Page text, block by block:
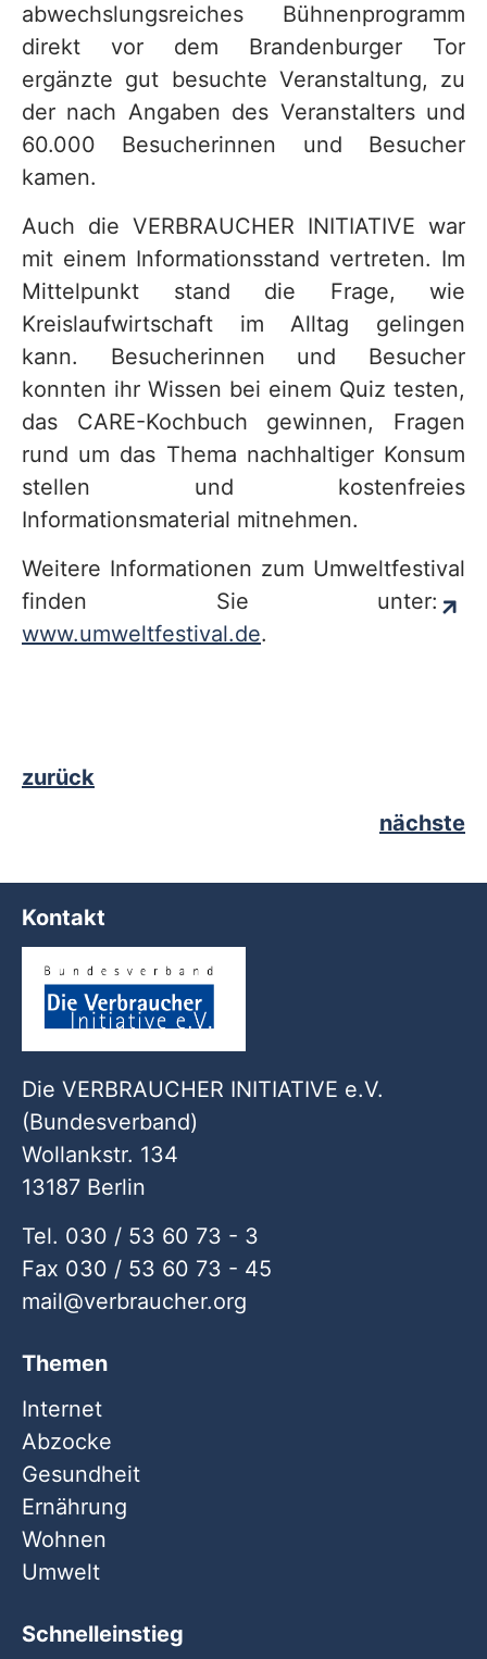
abwechslungsreiches Bühnenprogramm
direkt vor dem Brandenburger Tor
ergänzte gut besuchte Veranstaltung, zu
der nach Angaben des Veranstalters und
60.000 Besucherinnen und Besucher
kamen.
Auch die VERBRAUCHER INITIATIVE war
mit einem Informationsstand vertreten. Im
Mittelpunkt stand die Frage, wie
Kreislaufwirtschaft im Alltag gelingen
kann. Besucherinnen und Besucher
konnten ihr Wissen bei einem Quiz testen,
das CARE-Kochbuch gewinnen, Fragen
rund um das Thema nachhaltiger Konsum
stellen und kostenfreies
Informationsmaterial mitnehmen.
Weitere Informationen zum Umweltfestival
finden Sie unter:
www.umweltfestival.de.
zurück
nächste
Kontakt
Die VERBRAUCHER INITIATIVE e.V.
(Bundesverband)
Wollankstr. 134
13187 Berlin
Tel. 030 / 53 60 73 - 3
Fax 030 / 53 60 73 - 45
mail
verbraucher org
Themen
Internet
Abzocke
Gesundheit
Ernährung
Wohnen
Umwelt
Schnelleinstieg